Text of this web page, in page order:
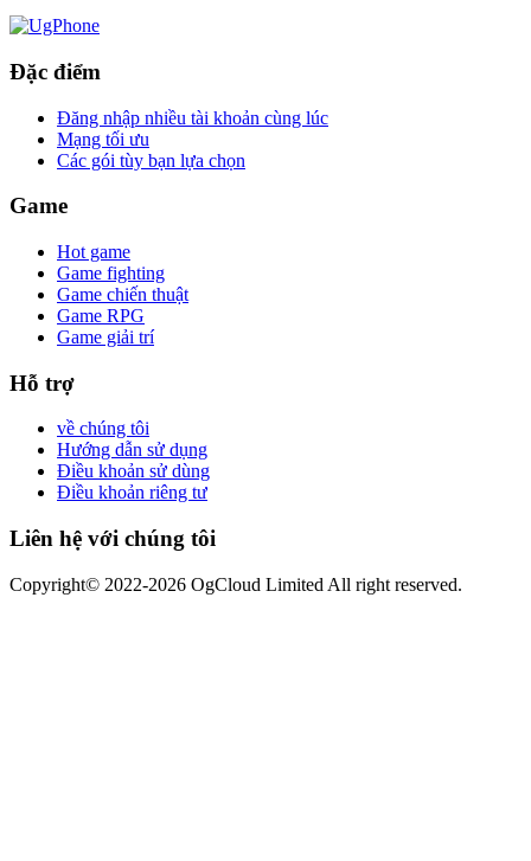
Đặc điểm
Đăng nhập nhiều tài khoản cùng lúc
Mạng tối ưu
Các gói tùy bạn lựa chọn
Game
Hot game
Game fighting
Game chiến thuật
Game RPG
Game giải trí
Hỗ trợ
về chúng tôi
Hướng dẫn sử dụng
Điều khoản sử dùng
Điều khoản riêng tư
Liên hệ với chúng tôi
Copyright© 2022-2026 OgCloud Limited All right reserved.